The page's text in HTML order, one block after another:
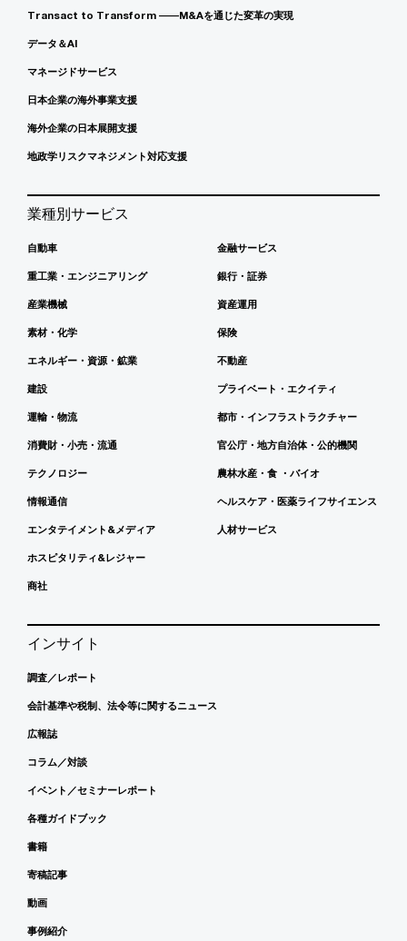
Transact to Transform ――M&Aを通じた変革の実現
データ＆AI
マネージドサービス
日本企業の海外事業支援
海外企業の日本展開支援
地政学リスクマネジメント対応支援
業種別サービス
自動車
重工業・エンジニアリング
産業機械
素材・化学
エネルギー・資源・鉱業
建設
運輸・物流
消費財・小売・流通
テクノロジー
情報通信
エンタテイメント&メディア
ホスピタリティ&レジャー
商社
金融サービス
銀行・証券
資産運用
保険
不動産
プライベート・エクイティ
都市・インフラストラクチャー
官公庁・地方自治体・公的機関
農林水産・食 ・バイオ
ヘルスケア・医薬ライフサイエンス
人材サービス
インサイト
調査／レポート
会計基準や税制、法令等に関するニュース
広報誌
コラム／対談
イベント／セミナーレポート
各種ガイドブック
書籍
寄稿記事
動画
事例紹介